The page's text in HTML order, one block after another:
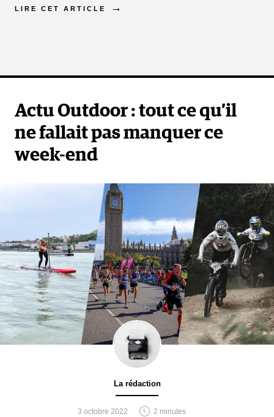
LIRE CET ARTICLE
Actu Outdoor : tout ce qu’il
ne fallait pas manquer ce
week-end
La rédaction
3 octobre 2022 2 minutes